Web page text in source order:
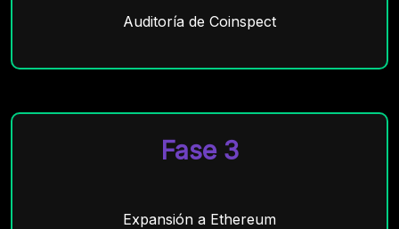
Auditoría de Coinspect
Fase 3
Expansión a Ethereum